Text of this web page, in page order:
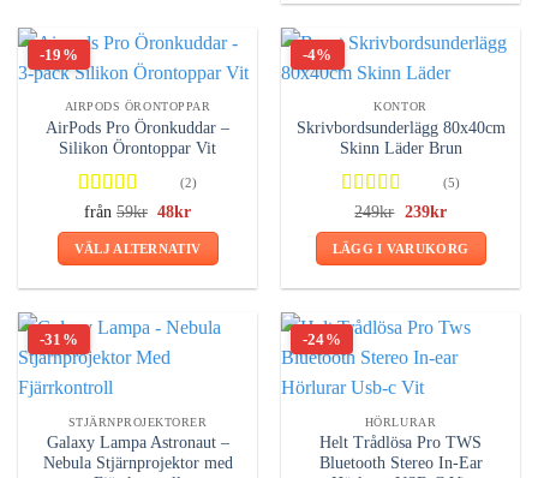
-19%
AIRPODS ÖRONTOPPAR
AirPods Pro Öronkuddar –
Silikon Örontoppar Vit
Betygsatt
4.50av 5
(2)
från 59kr Det
priset
var:
48kr
priset
är:
VÄLJ ALTERNATIV
produkten
har
De
olika
-4%
KONTOR
Skrivbordsunderlägg 80x40cm
Skinn Läder Brun
Betygsatt
4.80av 5
(5)
249kr Det
priset
var:
239krDet
priset
är:
LÄGG I VARUKORG
-31%
STJÄRNPROJEKTORER
Galaxy Lampa Astronaut –
Nebula Stjärnprojektor med
-24%
HÖRLURAR
Helt Trådlösa Pro TWS
Bluetooth Stereo In-Ear